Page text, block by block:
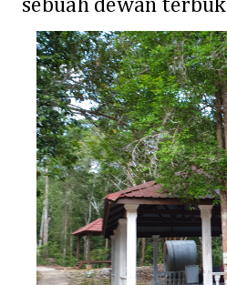
sebuah dewan